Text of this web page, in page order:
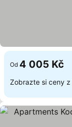
Od 4 005 Kč
Zobrazte si ceny z